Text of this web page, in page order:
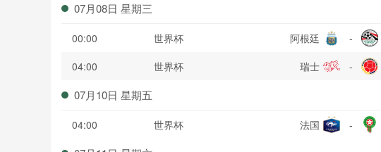
07月08日 星期三
00:00 世界杯 阿根廷 -
04:00
世界杯 瑞士 -
07月10日 星期五
04:00 世界杯 法国 -